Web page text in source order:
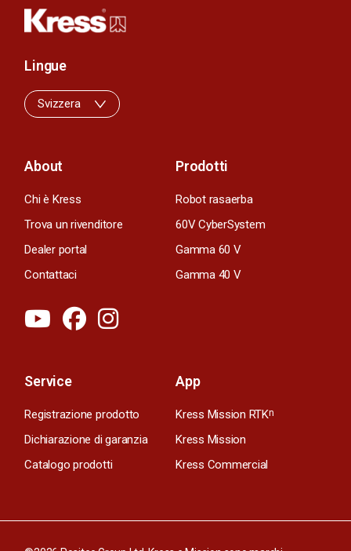
About
Chi è Kress
Trova un rivenditore
Dealer portal
Contattaci
Prodotti
Robot rasaerba
60V CyberSystem
Gamma 60 V
Gamma 40 V
Service
Registrazione prodotto
Dichiarazione di garanzia
Catalogo prodotti
App
Kress Mission RTKn
Kress Mission
Kress Commercial
Lingue
Svizzera